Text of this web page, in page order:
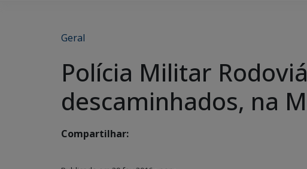
Geral
Polícia Militar
descaminhados, na
Compartilhar: